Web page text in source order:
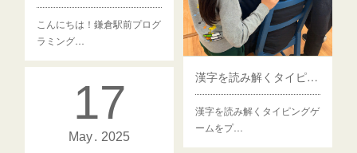
こんにちは！鎌倉駅前プログ
ラミング…
漢字を読み解くタイピングゲームをプレイ中
漢字を読み解くタイピングゲ
ームをプ…
17
May 2025